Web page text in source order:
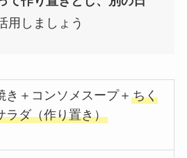
用しましょう
き＋コンソメスープ＋ちく
ラダ（作り置き）